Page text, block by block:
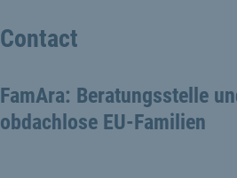
Contact
FamAra: Beratungsstelle
obdachlose EU-Familien